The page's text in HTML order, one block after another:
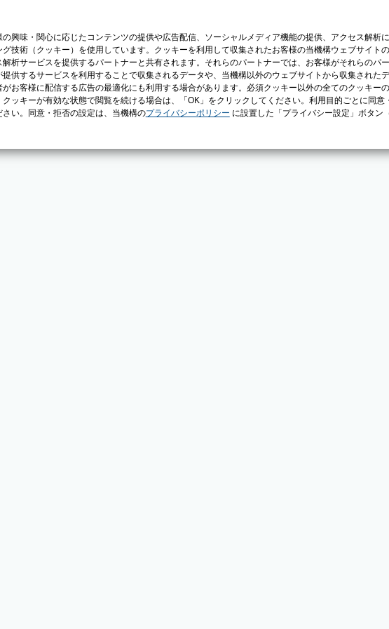
興味・関心に応じたコンテンツの提供や広告配信、ソーシャルメディア機能の提供、アクセス解析
技術（クッキー）を使用しています。クッキーを利用して収集されたお客様の当機構ウェブサイト
析サービスを提供するパートナーと共有されます。それらのパートナーでは、お客様がそれらのパ
供するサービスを利用することで収集されるデータや、当機構以外のウェブサイトから収集された
お客様に配信する広告の最適化にも利用する場合があります。必須クッキー以外の全てのクッキー
ッキーが有効な状態で閲覧を続ける場合は、「OK」をクリックしてください。利用目的ごとに同意
い。同意・拒否の設定は、当機構のプライバシーポリシー に設置した「プライバシー設定」ボタン